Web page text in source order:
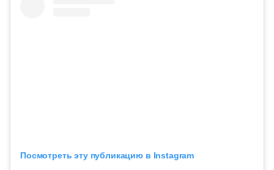
Посмотреть эту публикацию в Instagram